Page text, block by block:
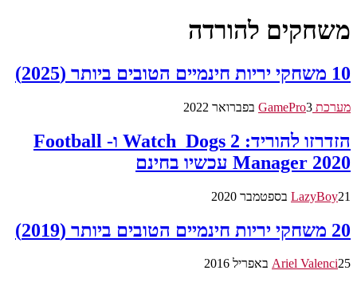
משחקים להורדה
10 משחקי יריות חינמיים הטובים ביותר (2025)
מערכת GamePro 3 בפברואר 2022
הזדרזו להוריד: Watch_Dogs 2 ו- Football
Manager 2020 עכשיו בחינם
LazyBoy21 בספטמבר 2020
20 משחקי יריות חינמיים הטובים ביותר (2019)
Ariel Valenci25 באפריל 2016